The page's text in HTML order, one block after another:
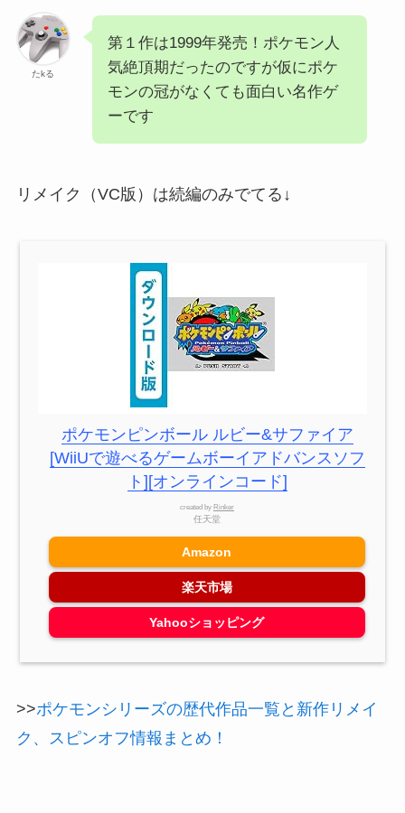
たkる
第１作は1999年発売！ポケモン人
気絶頂期だったのですが仮にポケ
モンの冠がなくても面白い名作ゲ
ーです
リメイク（VC版）は続編のみでてる↓
ポケモンピンボール ルビー&サファイア
[WiiUで遊べるゲームボーイアドバンスソフ
ト][オンラインコード]
created by Rinker
任天堂
Amazon
楽天市場
Yahooショッピング
>>ポケモンシリーズの歴代作品一覧と新作リメイ
ク、スピンオフ情報まとめ！